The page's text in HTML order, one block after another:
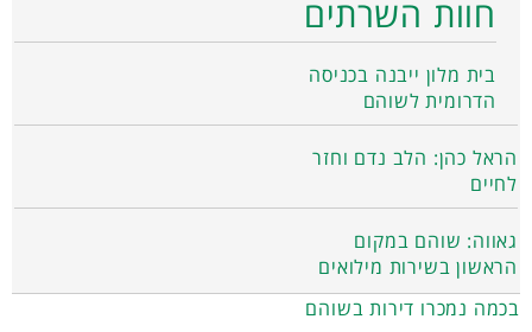
חוות השרתים
בית מלון ייבנה בכניסה
הדרומית לשוהם
הראל כהן: הלב נדם וחזר
לחיים
גאווה: שוהם במקום
הראשון בשירות מילואים
בכמה נמכרו דירות בשוהם